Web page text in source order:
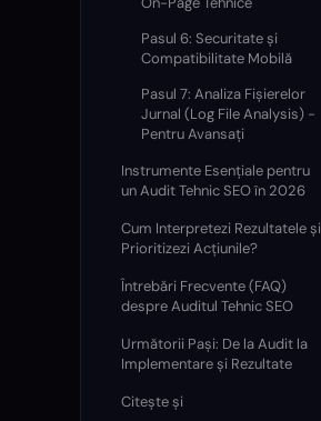
Pasul 6: Securitate și
Compatibilitate Mobilă
Pasul 7: Analiza Fișierelor
Jurnal (Log File Analysis) -
Pentru Avansați
Instrumente Esențiale pentru
un Audit Tehnic SEO în 2026
Cum Interpretezi Rezultatele și
Prioritizezi Acțiunile?
Întrebări Frecvente (FAQ)
despre Auditul Tehnic SEO
Următorii Pași: De la Audit la
Implementare și Rezultate
Citește și